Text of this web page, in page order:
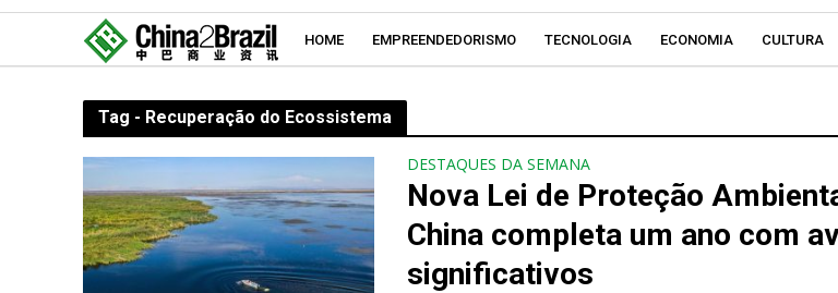
HOME EMPREENDEDORISMO TECNOLOGIA ECONOMIA CULTURA
Tag - Recuperação do Ecossistema
DESTAQUES DA SEMANA
Nova Lei de Proteção
China completa um ano com
significativos